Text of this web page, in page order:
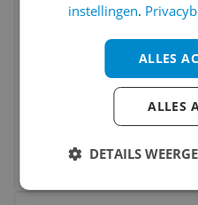
JBL Xtreme 3 -
Speaker -
€
instellingen.
ALLES
ALLES
DETAILS